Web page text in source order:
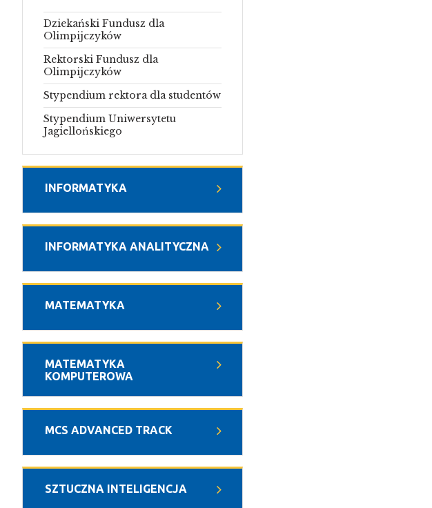
Dziekański Fundusz dla
Olimpijczyków
Rektorski Fundusz dla
Olimpijczyków
Stypendium rektora dla studentów
Stypendium Uniwersytetu
Jagiellońskiego
INFORMATYKA
INFORMATYKA ANALITYCZNA
MATEMATYKA
MATEMATYKA
KOMPUTEROWA
MCS ADVANCED TRACK
SZTUCZNA INTELIGENCJA